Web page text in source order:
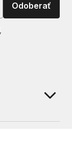
Odoberať